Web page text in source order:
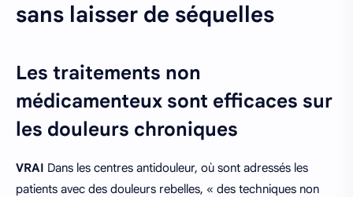
sans laisser de séquelles
Les traitements non
médicamenteux sont efficaces sur
les douleurs chroniques
VRAI Dans les centres antidouleur, où sont adressés les
patients avec des douleurs rebelles, « des techniques non